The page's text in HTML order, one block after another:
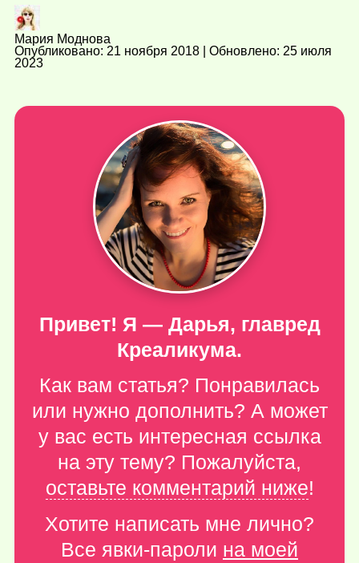
Мария Моднова
Опубликовано: 21 ноября 2018 | Обновлено: 25 июля
2023
Привет! Я — Дарья, главред
Креаликума.
Как вам статья? Понравилась
или нужно дополнить? А может
у вас есть интересная ссылка
на эту тему? Пожалуйста,
оставьте комментарий ниже!
Хотите написать мне лично?
Все явки-пароли на моей